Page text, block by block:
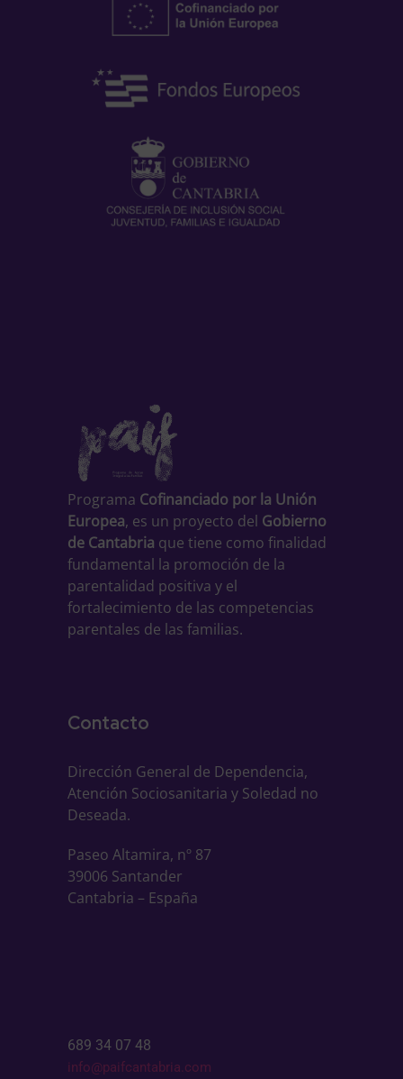
Programa Cofinanciado por la Unión
Europea, es un proyecto del Gobierno
de Cantabria que tiene como finalidad
fundamental la promoción de la
parentalidad positiva y el
fortalecimiento de las competencias
parentales de las familias.
Contacto
Dirección General de Dependencia,
Atención Sociosanitaria y Soledad no
Deseada.
Paseo Altamira, nº 87
39006 Santander
Cantabria – España
689 34 07 48
info@paifcantabria.com